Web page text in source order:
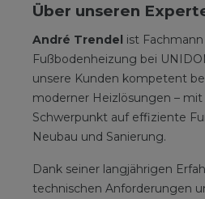
Über unseren
André Trendel ist
Fußbodenheizung bei
unsere Kunden kompetent
moderner Heizlösungen –
Schwerpunkt auf effiziente
Neubau und Sanierung.
Dank seiner langjährigen
technischen Anforderungen